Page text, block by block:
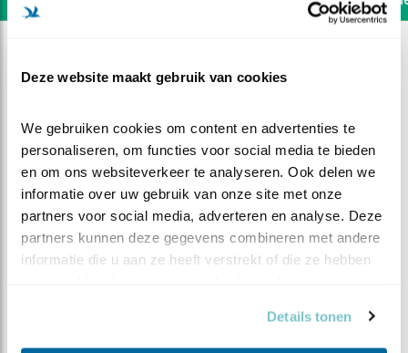
Deze website maakt gebruik van cookies
We gebruiken cookies om content en advertenties te
personaliseren, om functies voor social media te bieden
en om ons websiteverkeer te analyseren. Ook delen we
informatie over uw gebruik van onze site met onze
partners voor social media, adverteren en analyse. Deze
partners kunnen deze gegevens combineren met andere
informatie die u aan ze heeft verstrekt of die ze hebben
Details tonen